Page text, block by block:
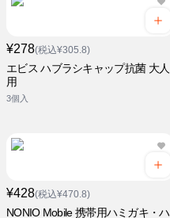
¥278(税込¥305.8)
エビス ハブラシキャップ抗菌 大人
用
3個入
¥428(税込¥470.8)
NONIO Mobile 携帯用ハミガキ・ハ